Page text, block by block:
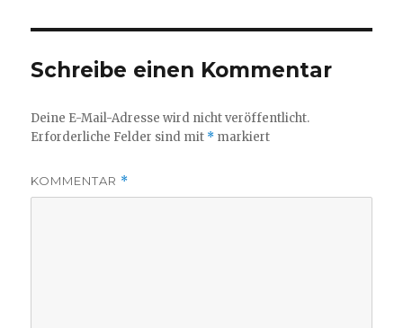
Schreibe einen Kommentar
Deine E-Mail-Adresse wird nicht veröffentlicht.
Erforderliche Felder sind mit * markiert
KOMMENTAR *